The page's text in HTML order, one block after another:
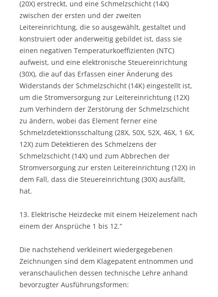
(20X) erstreckt, und eine Schmelzschicht (14X)
zwischen der ersten und der zweiten
Leitereinrichtung, die so ausgewählt, gestaltet und
konstruiert oder anderweitig gebildet ist, dass sie
einen negativen Temperaturkoeffizienten (NTC)
aufweist, und eine elektronische Steuereinrichtung
(30X), die auf das Erfassen einer Änderung des
Widerstands der Schmelzschicht (14K) eingestellt ist,
um die Stromversorgung zur Leitereinrichtung (12X)
zum Verhindern der Zerstörung der Schmelzschicht
zu ändern, wobei das Element ferner eine
Schmelzdetektionsschaltung (28X, 50X, 52X, 46X, 1 6X,
12X) zum Detektieren des Schmelzens der
Schmelzschicht (14X) und zum Abbrechen der
Stromversorgung zur ersten Leitereinrichtung (12X) in
dem Fall, dass die Steuereinrichtung (30X) ausfällt,
hat.
13. Elektrische Heizdecke mit einem Heizelement nach
einem der Ansprüche 1 bis 12.“
Die nachstehend verkleinert wiedergegebenen
Zeichnungen sind dem Klagepatent entnommen und
veranschaulichen dessen technische Lehre anhand
bevorzugter Ausführungsformen: